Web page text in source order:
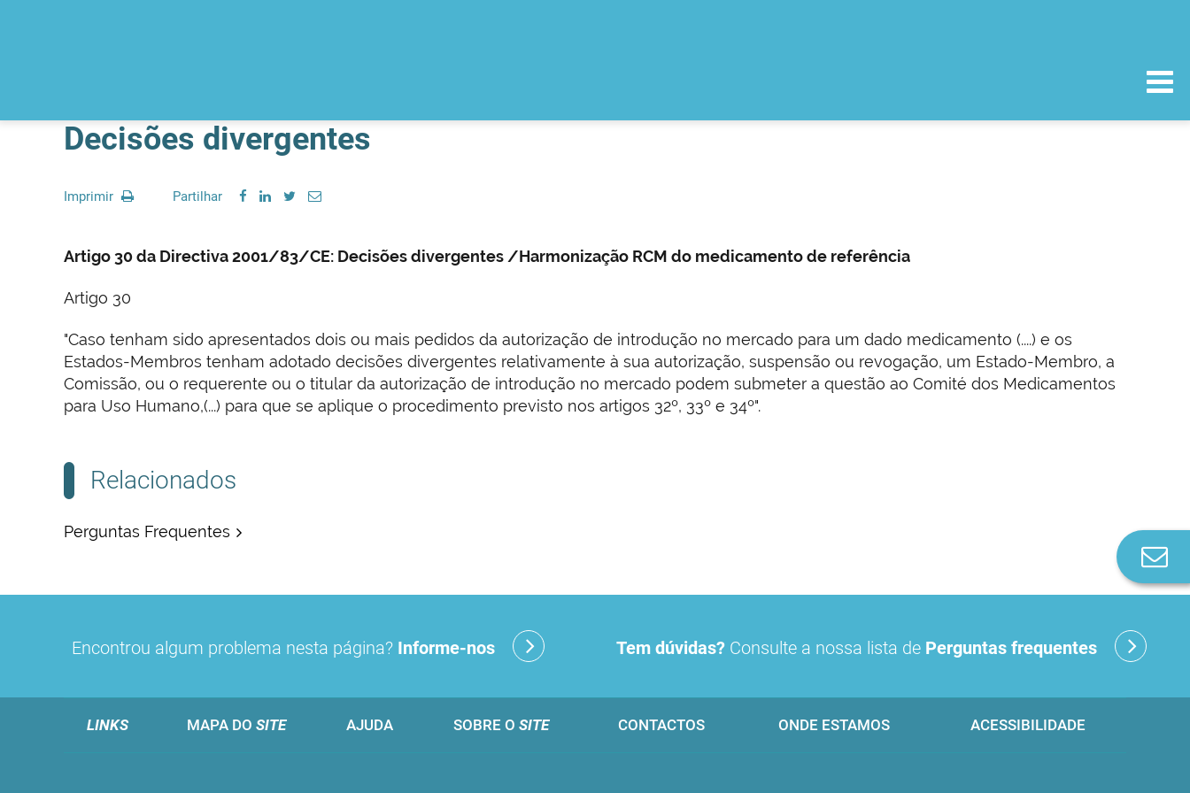
Decisões divergentes
Imprimir Partilhar
Artigo 30 da Directiva 2001/83/CE: Decisões divergentes /Harmonização RCM do medicamento de referência
Artigo 30
"Caso tenham sido apresentados dois ou mais pedidos da autorização de introdução no mercado para um dado medicamento (....) e os
Estados-Membros tenham adotado decisões divergentes relativamente à sua autorização, suspensão ou revogação, um Estado-Membro, a
Comissão, ou o requerente ou o titular da autorização de introdução no mercado podem submeter a questão ao Comité dos Medicamentos
para Uso Humano,(...) para que se aplique o procedimento previsto nos artigos 32º, 33º e 34º".
Relacionados
Perguntas Frequentes
Encontrou algum problema nesta página? Informe-nos Tem dúvidas? Consulte a nossa lista de Perguntas frequentes
LINKS MAPA DO SITE AJUDA SOBRE O SITE CONTACTOS ONDE ESTAMOS ACESSIBILIDADE